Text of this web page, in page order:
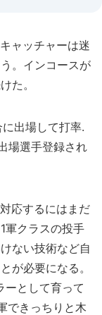
ャッチャーは迷
。インコースが
た。
出場して打率.
場選手登録され
応するにはまだ
軍クラスの投手
ない技術など自
が必要になる。
ーとして育って
できっちりと木